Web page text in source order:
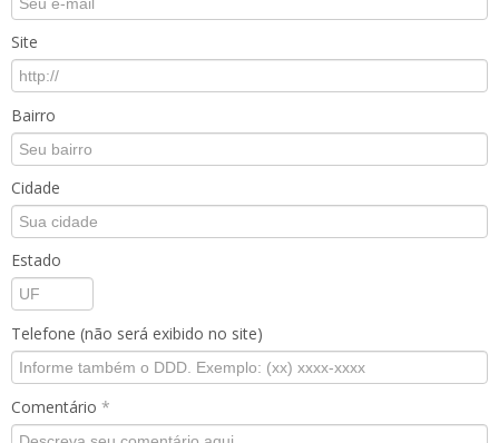
Site
Bairro
Cidade
Estado
Telefone (não será exibido no site)
Comentário *